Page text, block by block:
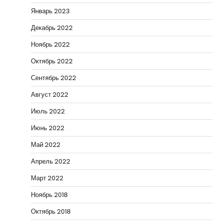
Январь 2023
Декабрь 2022
Ноябрь 2022
Октябрь 2022
Сентябрь 2022
Август 2022
Июль 2022
Июнь 2022
Май 2022
Апрель 2022
Март 2022
Ноябрь 2018
Октябрь 2018